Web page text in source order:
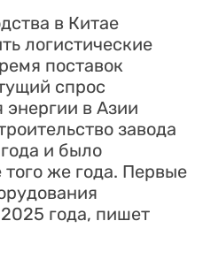
в Китае
логистические
поставок
спрос
в Азии
завода
и было
же года. Первые
года, пишет